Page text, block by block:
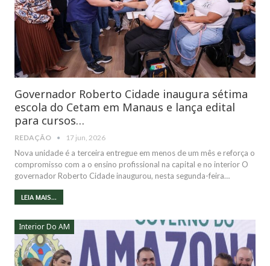
Governador Roberto Cidade inaugura sétima
escola do Cetam em Manaus e lança edital
para cursos…
REDAÇÃO 17 jun, 2026
Nova unidade é a terceira entregue em menos de um mês e reforça o
compromisso com a o ensino profissional na capital e no interior O
governador Roberto Cidade inaugurou, nesta segunda-feira…
LEIA MAIS...
Interior Do AM